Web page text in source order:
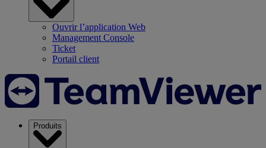
Ouvrir l’application Web
Management Console
Ticket
Portail client
Produits